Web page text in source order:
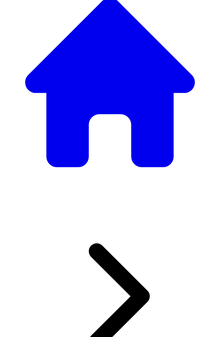
Découvrez notre large sélection de mobilier design
Notre Catalogue de
Mobilier
luxe, nous avons tout ce qu’il faut pour créer l’ambiance